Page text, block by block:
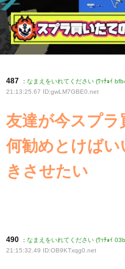
487 : なまえをいれてください (ﾜｯﾁｮｲ
21:13:25.67 ID:gwLM7GBE0 .net
友達が今スプ
何勧めとけば
きさせたい
490 : なまえをいれてください (ﾜｯﾁｮｲ
21:15:32.49 ID:OB9KTxqg0 .net